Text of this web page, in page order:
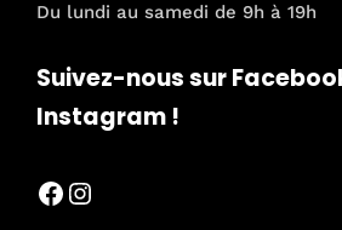
Du lundi au samedi de 9h à 19h
Suivez-nous sur
Instagram !
Facebook
Instagram